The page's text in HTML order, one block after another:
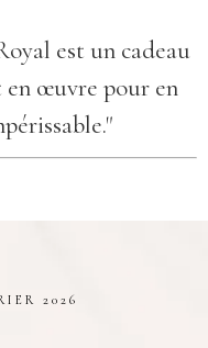
est un cadeau
œuvre pour en
2026